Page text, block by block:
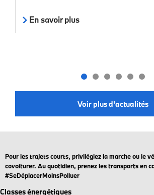
En savoir plus
Voir plus d'actualités
Pour les trajets courts, privilégiez la marche ou le
covoiturer. Au quotidien, prenez les transports en
#SeDéplacerMoinsPolluer
Classes énergétiques